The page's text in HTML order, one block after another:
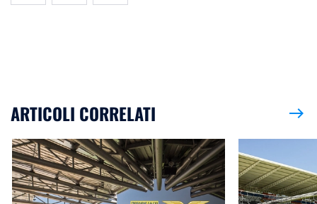
ARTICOLI CORRELATI east